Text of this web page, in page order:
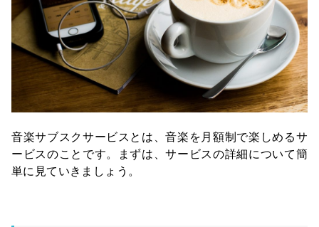
音楽サブスクサービスとは、音楽を月額制で楽しめるサ
ービスのことです。まずは、サービスの詳細について簡
単に見ていきましょう。